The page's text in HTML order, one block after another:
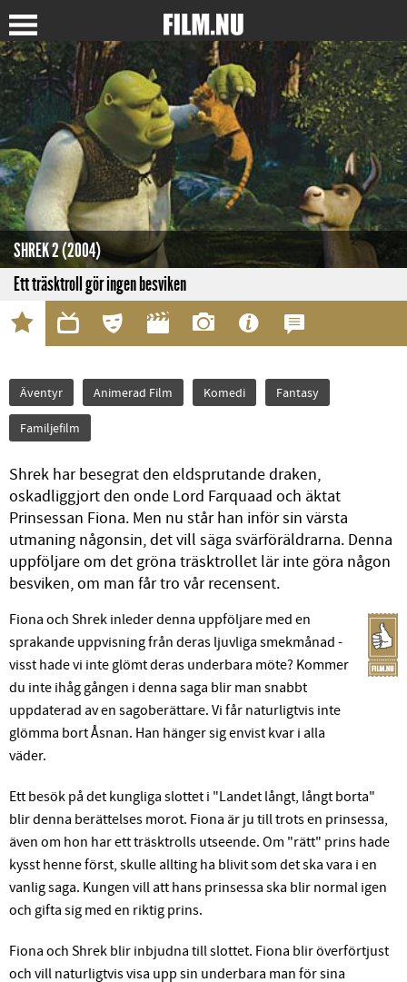
SHREK 2 (2004)
Ett träsktroll gör ingen besviken
Äventyr Animerad Film Komedi Fantasy
Familjefilm
Shrek har besegrat den eldsprutande draken,
oskadliggjort den onde Lord Farquaad och äktat
Prinsessan Fiona. Men nu står han inför sin värsta
utmaning någonsin, det vill säga svärföräldrarna. Denna
uppföljare om det gröna träsktrollet lär inte göra någon
besviken, om man får tro vår recensent.
Fiona och Shrek inleder denna uppföljare med en
sprakande uppvisning från deras ljuvliga smekmånad -
visst hade vi inte glömt deras underbara möte? Kommer
du inte ihåg gången i denna saga blir man snabbt
uppdaterad av en sagoberättare. Vi får naturligtvis inte
glömma bort Åsnan. Han hänger sig envist kvar i alla
väder.
Ett besök på det kungliga slottet i "Landet långt, långt borta"
blir denna berättelses morot. Fiona är ju till trots en prinsessa,
även om hon har ett träsktrolls utseende. Om "rätt" prins hade
kysst henne först, skulle allting ha blivit som det ska vara i en
vanlig saga. Kungen vill att hans prinsessa ska blir normal igen
och gifta sig med en riktig prins.
Fiona och Shrek blir inbjudna till slottet. Fiona blir överförtjust
och vill naturligtvis visa upp sin underbara man för sina